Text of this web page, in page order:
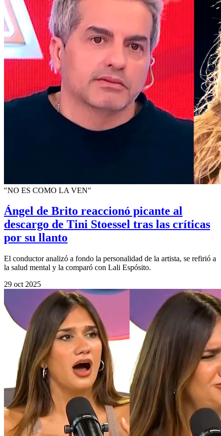
"NO ES COMO LA VEN"
Ángel de Brito reaccionó picante al
descargo de Tini Stoessel tras las críticas
por su llanto
El conductor analizó a fondo la personalidad de la artista, se refirió a
la salud mental y la comparó con Lali Espósito.
29 oct 2025